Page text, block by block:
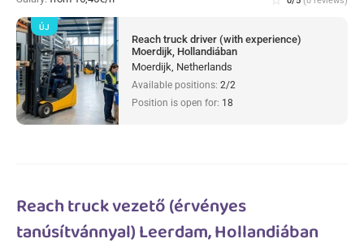
Reach truck driver (with experience)
Moerdijk, Hollandiában
Moerdijk, Netherlands
Available positions: 2/2
Position is open for: 18
ÚJ
Reach truck vezető (érvényes
tanúsítvánnyal) Leerdam, Hollandiában